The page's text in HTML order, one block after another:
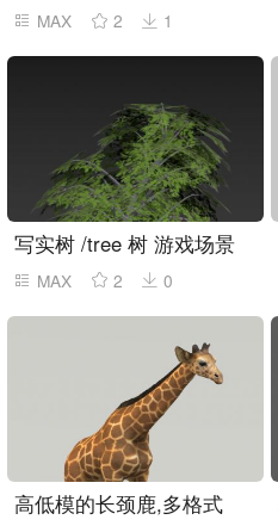
MAX 2 1
写实树 /tree 树 游戏场景
MAX 2 0
高低模的长颈鹿,多格式